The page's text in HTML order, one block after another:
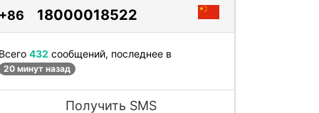
18000018522
432 сообщений, последнее в
20 минут назад
Получить SMS